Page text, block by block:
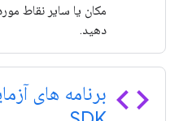
مکان یا سایر نقاط
دهید.
code